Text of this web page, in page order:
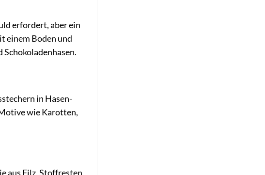
erfordert, aber ein
einem Boden und
in Hasen-
wie Karotten,
aus Filz, Stoffresten